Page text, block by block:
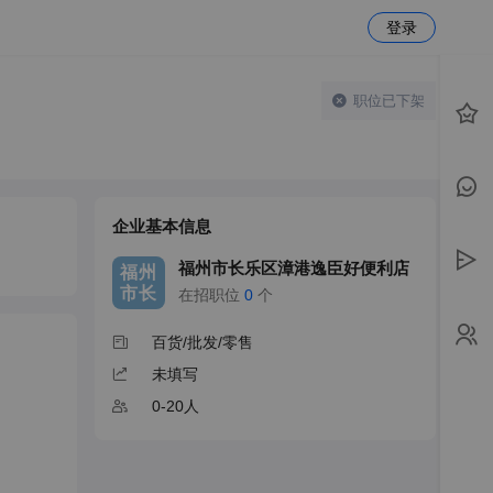
登录
职位已下架
企业基本信息
福州
市长
福州市长乐区漳港逸臣好便利店
在招职位 0 个
百货/批发/零售
未填写
0-20人